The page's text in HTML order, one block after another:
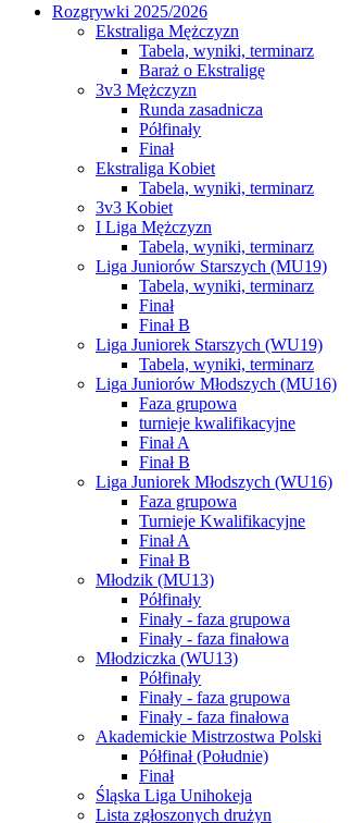
Rozgrywki 2025/2026
Ekstraliga Mężczyzn
Tabela, wyniki, terminarz
Baraż o Ekstraligę
3v3 Mężczyzn
Runda zasadnicza
Półfinały
Finał
Ekstraliga Kobiet
Tabela, wyniki, terminarz
3v3 Kobiet
I Liga Mężczyzn
Tabela, wyniki, terminarz
Liga Juniorów Starszych (MU19)
Tabela, wyniki, terminarz
Finał
Finał B
Liga Juniorek Starszych (WU19)
Tabela, wyniki, terminarz
Liga Juniorów Młodszych (MU16)
Faza grupowa
turnieje kwalifikacyjne
Finał A
Finał B
Liga Juniorek Młodszych (WU16)
Faza grupowa
Turnieje Kwalifikacyjne
Finał A
Finał B
Młodzik (MU13)
Półfinały
Finały - faza grupowa
Finały - faza finałowa
Młodziczka (WU13)
Półfinały
Finały - faza grupowa
Finały - faza finałowa
Akademickie Mistrzostwa Polski
Półfinał (Południe)
Finał
Śląska Liga Unihokeja
Lista zgłoszonych drużyn